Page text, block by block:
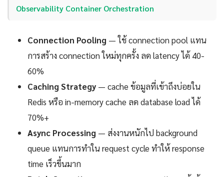
Observability Container Orchestration
Connection Pooling — ใช้ connection pool แทน
การสร้าง connection ใหม่ทุกครั้ง ลด latency ได้ 40-
60%
Caching Strategy — cache ข้อมูลที่เข้าถึงบ่อยใน
Redis หรือ in-memory cache ลด database load ได้
70%+
Async Processing — ส่งงานหนักไป background
queue แทนการทำใน request cycle ทำให้ response
time เร็วขึ้นมาก